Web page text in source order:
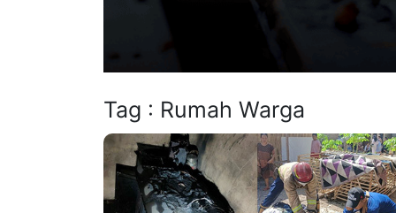
Tag : Rumah Warga